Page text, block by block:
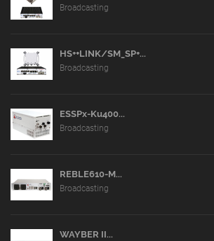
Broadcasting
HS++LINK/SM_SP+...
Broadcasting
ESSPx-Ku400...
Broadcasting
REBLE610-M...
Broadcasting
WAYBER II...